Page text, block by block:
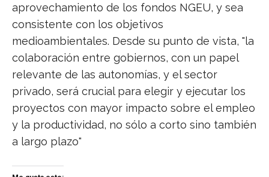
aprovechamiento de los fondos NGEU, y sea
consistente con los objetivos
medioambientales. Desde su punto de vista, "la
colaboración entre gobiernos, con un papel
relevante de las autonomías, y el sector
privado, será crucial para elegir y ejecutar los
proyectos con mayor impacto sobre el empleo
y la productividad, no sólo a corto sino también
a largo plazo"